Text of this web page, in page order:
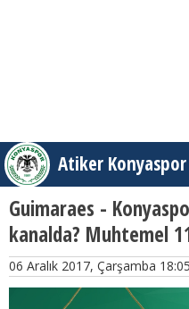
Atiker Konyaspor
Guimaraes -
kanalda? Muhtemel
06 Aralık 2017, Çarşamba 18:05